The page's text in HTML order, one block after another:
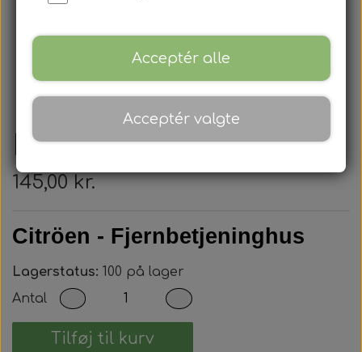
Peugeot - Nøglehus
145,00 kr.
Citröen - Fjernbetjeninghus
Lagerstatus: 100 på lager
Antal
Tilføj til kurv
Acceptér alle
Acceptér valgte